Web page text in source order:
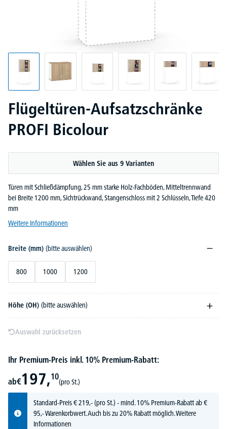
Flügeltüren-Aufsatzschränke
PROFI Bicolour
Wählen Sie aus 9 Varianten
Türen mit Schließdämpfung, 25 mm starke Holz-Fachböden, Mitteltrennwand
bei Breite 1200 mm, Sichtrückwand, Stangenschloss mit 2 Schlüsseln, Tiefe 420
mm
Weitere Informationen
Breite (mm) (bitte auswählen)
800 1000 1200
Höhe (OH) (bitte auswählen)
Auswahl zurücksetzen
Ihr Premium-Preis inkl. 10% Premium-Rabatt:
ab€197,10
(pro St.)
Standard-Preis€219,-(pro St.) - mind. 10% Premium-Rabatt ab €
95,- Warenkorbwert. Auch bis zu 20% Rabatt möglich.Weitere
Informationen